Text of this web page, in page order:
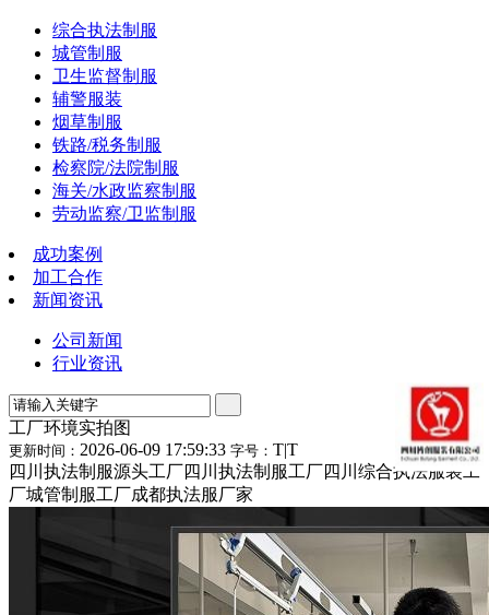
综合执法制服
城管制服
卫生监督制服
辅警服装
烟草制服
铁路/税务制服
检察院/法院制服
海关/水政监察制服
劳动监察/卫监制服
成功案例
加工合作
新闻资讯
公司新闻
行业资讯
工厂环境实拍图
更新时间： 2026-06-09 17:59:33 字号： T|T
四川执法制服源头工厂四川执法制服工厂四川综合执法服装工
厂城管制服工厂成都执法服厂家